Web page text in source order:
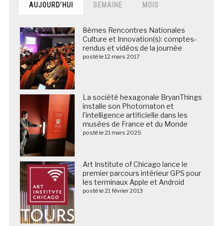
AUJOURD’HUI SEMAINE MOIS
8èmes Rencontres Nationales
Culture et Innovation(s): comptes-
rendus et vidéos de la journée
posté le 12 mars 2017
La société hexagonale BryanThings
installe son Photomaton et
l’intelligence artificielle dans les
musées de France et du Monde
posté le 21 mars 2025
Art Institute of Chicago lance le
premier parcours intérieur GPS pour
les terminaux Apple et Android
posté le 21 février 2013